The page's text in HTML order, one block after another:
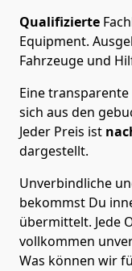
Qualifizierte
Equipment.
Fahrzeuge und
Eine
sich aus den
Jeder Preis ist
dargestellt.
Unverbindliche
bekommst Du
übermittelt. Jede
vollkommen
Was können wir